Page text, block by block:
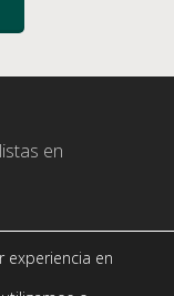
en
experiencia en